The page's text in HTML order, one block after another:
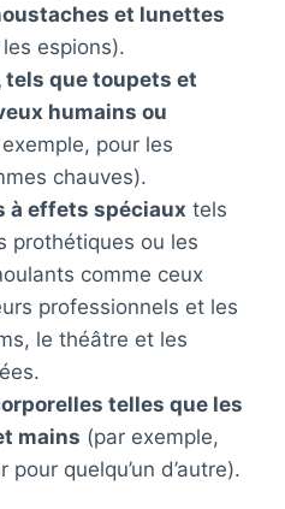
et lunettes
espions).
tels que toupets et
humains ou
pour les
chauves).
à effets spéciaux tels
prothétiques ou les
comme ceux
professionnels et les
le théâtre et les
telles que les
mains (par exemple,
quelqu’un d’autre).